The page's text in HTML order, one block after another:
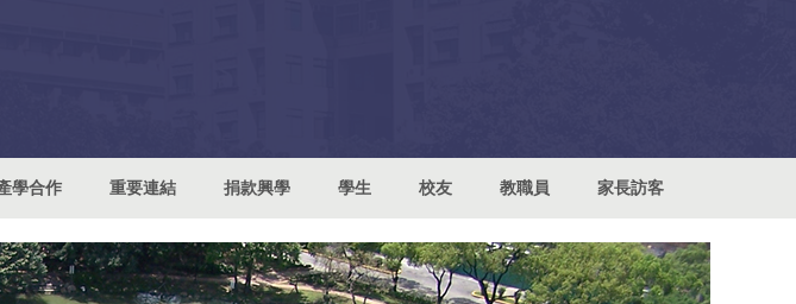
學合作 重要連結 捐款興學 學生 校友 教職員 家長訪客